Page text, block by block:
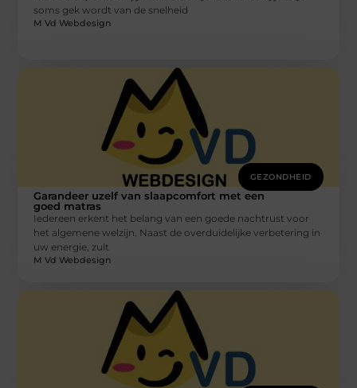
soms gek wordt van de snelheid
M Vd Webdesign
GEZONDHEID
Garandeer uzelf van slaapcomfort met een
goed matras
Iedereen erkent het belang van een goede nachtrust voor
het algemene welzijn. Naast de overduidelijke verbetering in
uw energie, zult
M Vd Webdesign